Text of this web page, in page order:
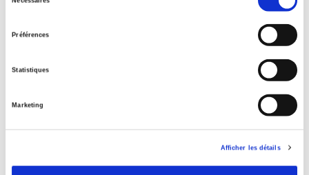
Préférences
Statistiques
Marketing
Afficher les détails
Pierre Fistié
Académique
French
Tags
Publisher Category